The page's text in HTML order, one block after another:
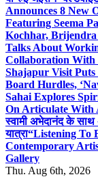
Announces 8 New
Featuring Seema
Kochhar,
Talks About
Collaboration With
Shajapur Visit
Board Hurdles,
Sahai Explores
On Articulate With
स्वामी अभेदानंद के
यात्रा“Listening To
Contemporary
Gallery
Thu. Aug 6th, 2026